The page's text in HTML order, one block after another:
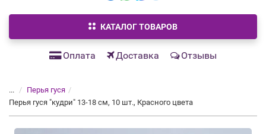
КАТАЛОГ ТОВАРОВ
Оплата Доставка Отзывы
...
Перья гуся
Перья гуся "кудри" 13-18 см, 10 шт., Красного цвета